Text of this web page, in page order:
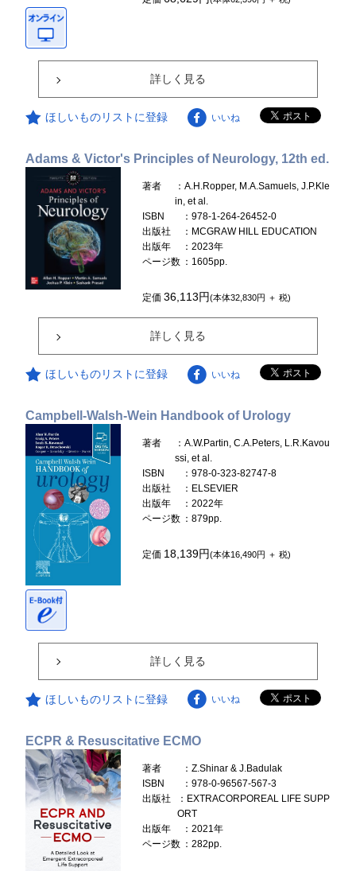
詳しく見る
ほしいものリストに登録 いいね
Adams & Victor's Principles of Neurology, 12th ed.
著者
：A.H.Ropper, M.A.Samuels, J.P.Kle
in, et al.
ISBN
：978-1-264-26452-0
出版社
：MCGRAW HILL EDUCATION
出版年
：2023年
ページ数 ：1605pp.
定価36,113円(本体32,830円 ＋ 税)
詳しく見る
ほしいものリストに登録 いいね
Campbell-Walsh-Wein Handbook of Urology
著者
：A.W.Partin, C.A.Peters, L.R.Kavou
ssi, et al.
ISBN
：978-0-323-82747-8
出版社
：ELSEVIER
出版年
：2022年
ページ数 ：879pp.
定価 18,139円(本体16,490円 ＋ 税)
詳しく見る
ほしいものリストに登録 いいね
ECPR & Resuscitative ECMO
著者
：Z.Shinar & J.Badulak
ISBN
：978-0-96567-567-3
出版社
：EXTRACORPOREAL LIFE SUPP
ORT
出版年
：2021年
ページ数 ：282pp.